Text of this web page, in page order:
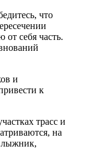
что
от себя часть.
и
к
трасс и
на
лыжник,